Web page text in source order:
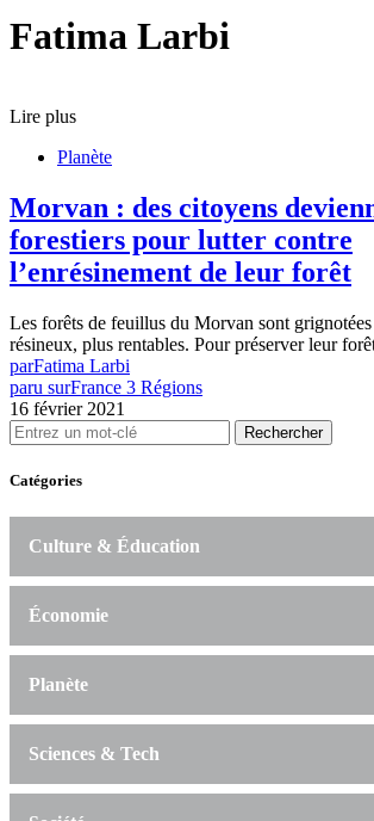
Fatima Larbi
Lire plus
Planète
Morvan : des citoyens
forestiers pour lutter contre
l’enrésinement de leur forêt
Les forêts de feuillus du Morvan sont
résineux, plus rentables. Pour préserver leur
parFatima Larbi
paru surFrance 3 Régions
16 février 2021
Rechercher
Catégories
Culture & Éducation
Économie
Planète
Sciences & Tech